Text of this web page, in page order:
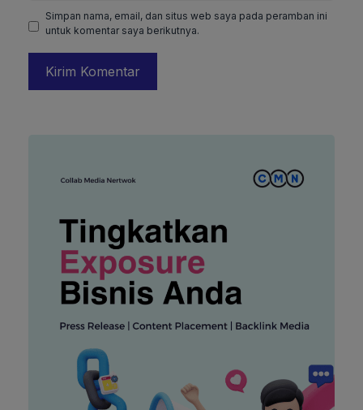
Simpan nama, email, dan situs web saya pada peramban ini
untuk komentar saya berikutnya.